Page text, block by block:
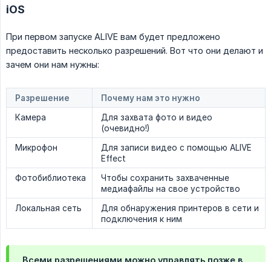
iOS
При первом запуске ALIVE вам будет предложено
предоставить несколько разрешений. Вот что они делают и
зачем они нам нужны:
Разрешение
Почему нам это нужно
Камера
Для захвата фото и видео
(очевидно!)
Микрофон
Для записи видео с помощью ALIVE
Effect
Фотобиблиотека
Чтобы сохранить захваченные
медиафайлы на свое устройство
Локальная сеть
Для обнаружения принтеров в сети и
подключения к ним
Всеми разрешениями можно управлять позже в